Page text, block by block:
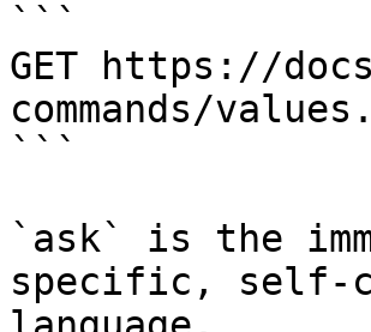
```
GET https://
commands/
```
`ask` is the
specific, self-